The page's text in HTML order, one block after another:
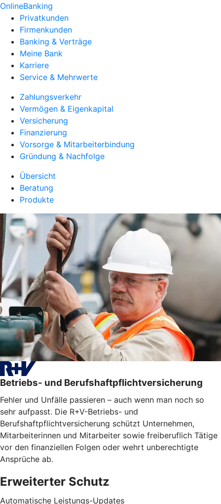
OnlineBanking
Privatkunden
Firmenkunden
Banking & Verträge
Meine Bank
Karriere
Service & Mehrwerte
Zahlungsverkehr
Vermögen & Eigenkapital
Versicherung
Finanzierung
Vorsorge & Mitarbeiterbindung
Gründung & Nachfolge
Übersicht
Beratung
Produkte
Betriebs- und Berufshaftpflichtversicherung
Fehler und Unfälle passieren – auch wenn man noch so
sehr aufpasst. Die R+V-Betriebs- und
Berufshaftpflichtversicherung schützt Unternehmen,
Mitarbeiterinnen und Mitarbeiter sowie freiberuflich Tätige
vor den finanziellen Folgen oder wehrt unberechtigte
Ansprüche ab.
Erweiterter Schutz
Automatische Leistungs-Updates